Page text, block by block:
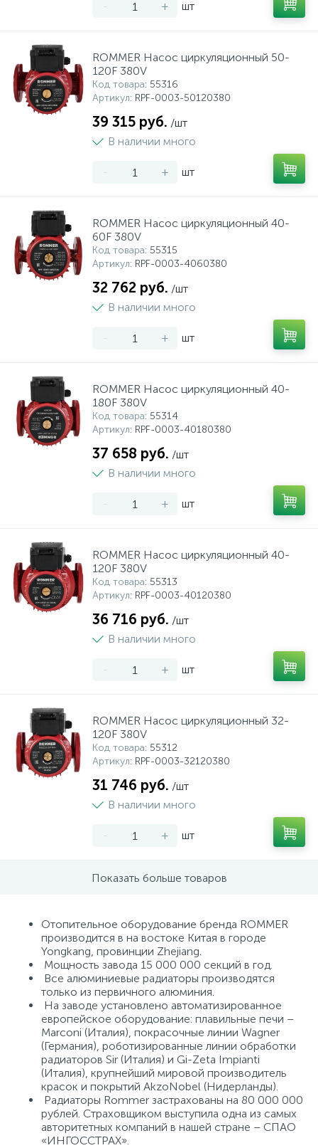
- + шт
ROMMER Насос циркуляционный 50-
120F 380V
Код товара: 55316
Артикул: RPF-0003-50120380
39 315 руб. /шт
В наличии много
- + шт
ROMMER Насос циркуляционный 40-
60F 380V
Код товара: 55315
Артикул: RPF-0003-4060380
32 762 руб. /шт
В наличии много
- + шт
ROMMER Насос циркуляционный 40-
180F 380V
Код товара: 55314
Артикул: RPF-0003-40180380
37 658 руб. /шт
В наличии много
- + шт
ROMMER Насос циркуляционный 40-
120F 380V
Код товара: 55313
Артикул: RPF-0003-40120380
36 716 руб. /шт
В наличии много
- + шт
ROMMER Насос циркуляционный 32-
120F 380V
Код товара: 55312
Артикул: RPF-0003-32120380
31 746 руб. /шт
В наличии много
- + шт
Показать больше товаров
Отопительное оборудование бренда ROMMER
производится в на востоке Китая в городе
Yongkang, провинции Zhejiang.
Мощность завода 15 000 000 секций в год.
Все алюминиевые радиаторы производятся
только из первичного алюминия.
На заводе установлено автоматизированное
европейское оборудование: плавильные печи –
Marconi (Италия), покрасочные линии Wagner
(Германия), роботизированные линии обработки
радиаторов Sir (Италия) и Gi-Zeta Impianti
(Италия), крупнейший мировой производитель
красок и покрытий AkzoNobel (Нидерланды).
Радиаторы Rommer застрахованы на 80 000 000
рублей. Страховщиком выступила одна из самых
авторитетных компаний в нашей стране – СПАО
«ИНГОССТРАХ».